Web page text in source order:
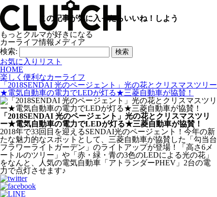
もっとクルマが好きになる
カーライフ情報メディア
検索:
お気に入りリスト
HOME
楽しく便利なカーライフ
「2018SENDAI 光のページェント」光の花とクリスマスツリー
★電気自動車の電力でLEDが灯る★三菱自動車が協賛！
「2018SENDAI 光のページェント」光の花とクリスマスツリ
ー★電気自動車の電力でLEDが灯る★三菱自動車が協賛！
2018年で33回目を迎えるSENDAI光のページェント！今年の新
たな魅力的なスポットとして、三菱自動車が協賛した「勾当台
フラワーライトガーデン」のライトアップが登場！「高さ6メ
ートルのツリー」や「赤・緑・青の3色のLEDによる光の花」
をなんと、人気の電気自動車「アトランダーPHEV」2台の電
力で点灯させます♪
この記事が気に入ったらいいね！しよう